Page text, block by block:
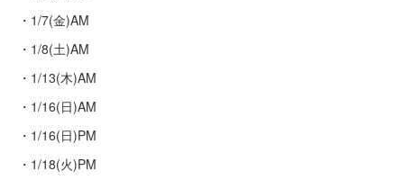
・1/7(金)AM
・1/8(土)AM
・1/13(木)AM
・1/16(日)AM
・1/16(日)PM
・1/18(火)PM